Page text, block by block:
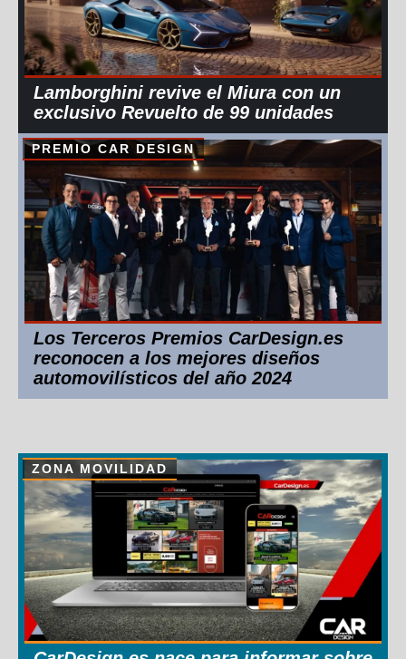
Lamborghini revive el Miura con un
exclusivo Revuelto de 99 unidades
PREMIO CAR DESIGN
Los Terceros Premios CarDesign.es
reconocen a los mejores diseños
automovilísticos del año 2024
ZONA MOVILIDAD